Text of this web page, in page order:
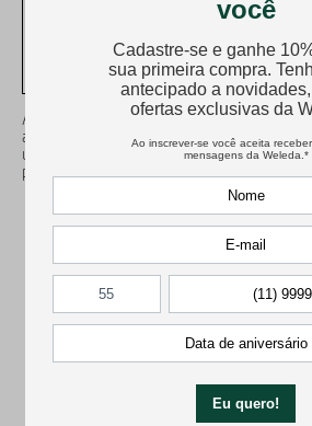
RISCOS. PROCURE O MÉDICO E O
CONSULTADO.
Arnica Weleda é contraindicado para pessoas
aos componentes da fórmula. Vide bula. Siga
usar, não desaparecendo os sintomas procure
profissional de saúde.
Avaliações
Carregando…
Faça login para escrever uma